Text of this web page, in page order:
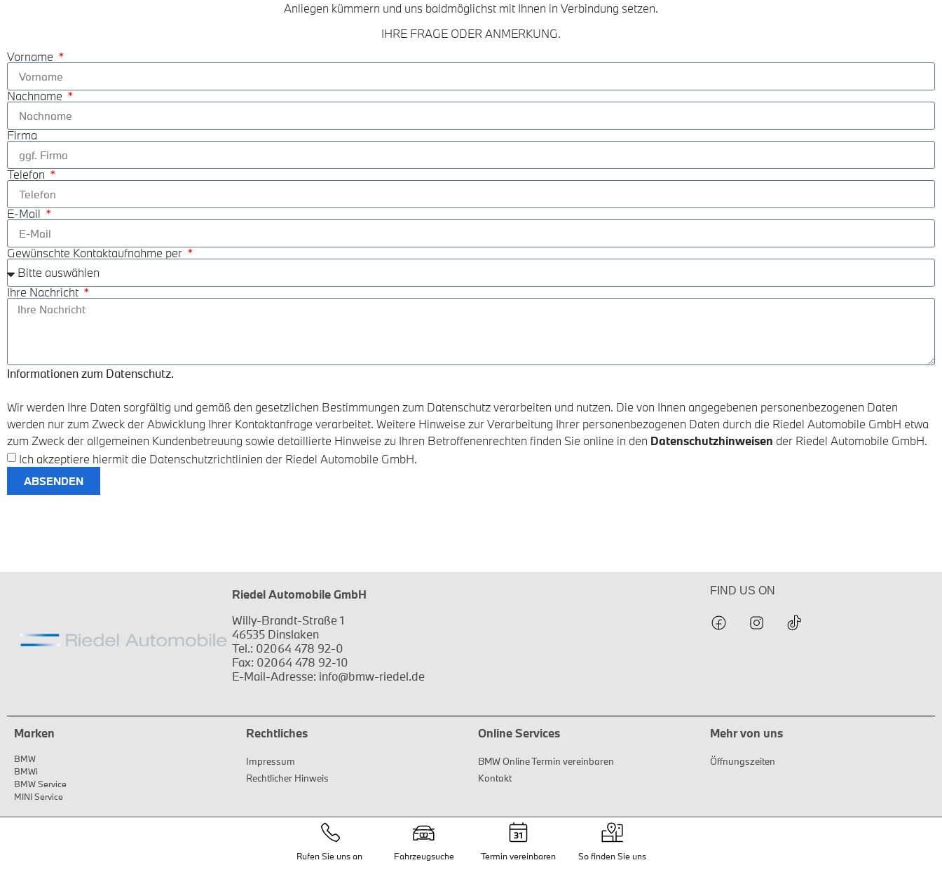
Anliegen kümmern und uns baldmöglichst mit Ihnen in Verbindung setzen.
IHRE FRAGE ODER ANMERKUNG.
Vorname
Nachname
Firma
Telefon
E-Mail
Gewünschte Kontaktaufnahme per
Ihre Nachricht
Informationen zum Datenschutz.
Wir werden Ihre Daten sorgfältig und gemäß den gesetzlichen Bestimmungen zum Datenschutz verarbeiten und nutzen. Die von Ihnen angegebenen personenbezogenen Daten
werden nur zum Zweck der Abwicklung Ihrer Kontaktanfrage verarbeitet. Weitere Hinweise zur Verarbeitung Ihrer personenbezogenen Daten durch die Riedel Automobile GmbH etwa
zum Zweck der allgemeinen Kundenbetreuung sowie detaillierte Hinweise zu Ihren Betroffenenrechten finden Sie online in den Datenschutzhinweisen der Riedel Automobile GmbH.
Ich akzeptiere hiermit die Datenschutzrichtlinien der Riedel Automobile GmbH.
ABSENDEN
Riedel Automobile GmbH
Willy-Brandt-Straße 1
46535 Dinslaken
Tel.: 02064 478 92-0
Fax: 02064 478 92-10
E-Mail-Adresse: info@bmw-riedel.de
FIND US ON
Marken
BMW
BMWi
BMW Service
MINI Service
Rechtliches
Impressum
Rechtlicher Hinweis
Online Services
BMW Online Termin vereinbaren
Kontakt
Mehr von uns
Öffnungszeiten
Rufen Sie uns an Fahrzeugsuche Termin vereinbaren So finden Sie uns